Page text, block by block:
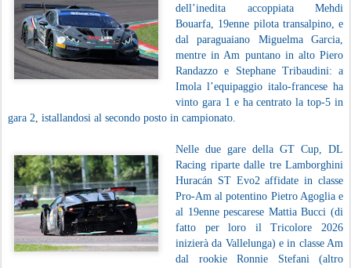
dell’inedita accoppiata Mehdi
Bouarfa, 19enne pilota transalpino, e
dal paraguaiano Miguelma Garcia,
mentre in Am puntano in alto Piero
Randazzo e Stephane Tribaudini: a
Imola l’equipaggio italo-francese ha
vinto gara 1 e ha centrato la top-5 in
gara 2, istallandosi al secondo posto in campionato.
Nelle due gare della GT Cup, DL
Racing riparte dalle tre Lamborghini
Huracán ST Evo2 affidate in classe
Pro-Am al potentino Pietro Agoglia e
al 19enne pescarese Mattia Bucci (di
fatto per loro il Tricolore 2026
inizierà da Vallelunga) e in classe Am
dal rookie Ronnie Stefani (altro